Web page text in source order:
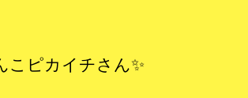
こピカイチさん✨